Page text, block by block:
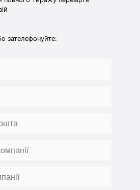
зателефонуйте: